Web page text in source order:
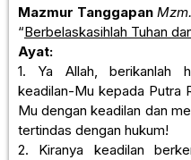
Mazmur Tanggapan
“Berbelaskasihlah Tuhan
Ayat:
1. Ya Allah, berikanlah
keadilan-Mu kepada Putra
Mu dengan keadilan dan
tertindas dengan hukum!
2. Kiranya keadilan